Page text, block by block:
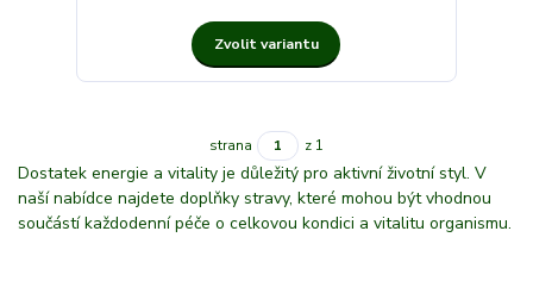
Zvolit variantu
strana z 1
Dostatek energie a vitality je důležitý pro aktivní životní styl. V
naší nabídce najdete doplňky stravy, které mohou být vhodnou
součástí každodenní péče o celkovou kondici a vitalitu organismu.